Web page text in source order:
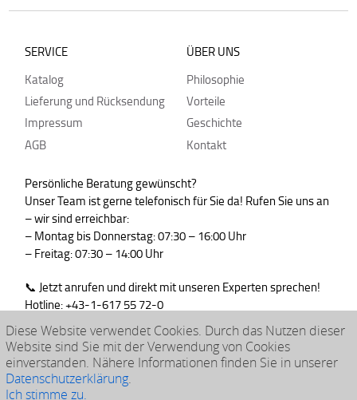
SERVICE
Katalog
Lieferung und Rücksendung
Impressum
AGB
ÜBER UNS
Philosophie
Vorteile
Geschichte
Kontakt
Persönliche Beratung gewünscht?
Unser Team ist gerne telefonisch für Sie da! Rufen Sie uns an
– wir sind erreichbar:
– Montag bis Donnerstag: 07:30 – 16:00 Uhr
– Freitag: 07:30 – 14:00 Uhr
📞 Jetzt anrufen und direkt mit unseren Experten sprechen!
Hotline: +43-1-617 55 72-0
Diese Website verwendet Cookies. Durch das Nutzen dieser
Website sind Sie mit der Verwendung von Cookies
einverstanden. Nähere Informationen finden Sie in unserer
Datenschutzerklärung.
Ich stimme zu.